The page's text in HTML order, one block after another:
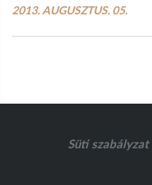
2013. AUGUSZTUS. 05.
Süti szabályzat